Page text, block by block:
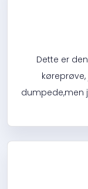
Dette er
dumpede,men